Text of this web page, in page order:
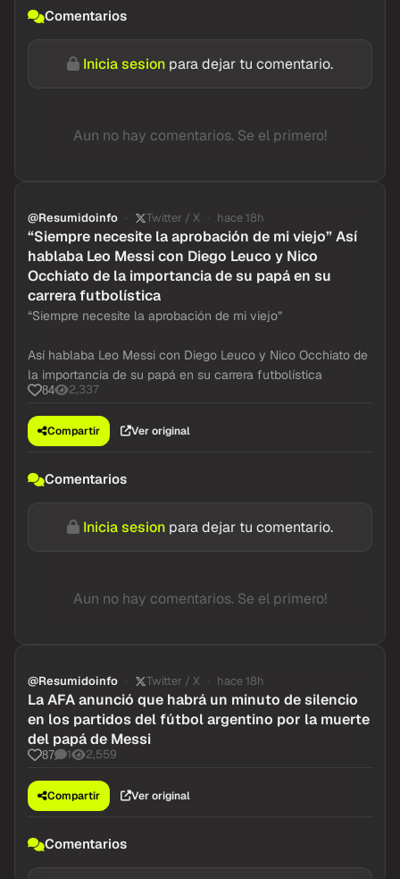
Comentarios
Inicia sesion para dejar tu comentario.
Aun no hay comentarios. Se el primero!
@Resumidoinfo Twitter / X hace 18h
“Siempre necesite la aprobación de mi viejo” Así
hablaba Leo Messi con Diego Leuco y Nico
Occhiato de la importancia de su papá en su
carrera futbolística
“Siempre necesite la aprobación de mi viejo”
Así hablaba Leo Messi con Diego Leuco y Nico Occhiato de
la importancia de su papá en su carrera futbolística
84 2,337
Compartir Ver original
Comentarios
Inicia sesion para dejar tu comentario.
Aun no hay comentarios. Se el primero!
@Resumidoinfo Twitter / X hace 18h
La AFA anunció que habrá un minuto de silencio
en los partidos del fútbol argentino por la muerte
del papá de Messi
87 1 2,559
Compartir Ver original
Comentarios